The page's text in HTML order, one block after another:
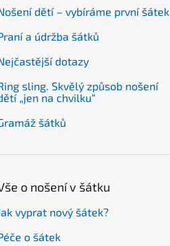
dětí – vybíráme první šátek
a údržba šátků
dotazy
sling. Skvělý způsob nošení
„jen na chvilku“
šátků
o nošení v šátku
vyprat nový šátek?
o šátek